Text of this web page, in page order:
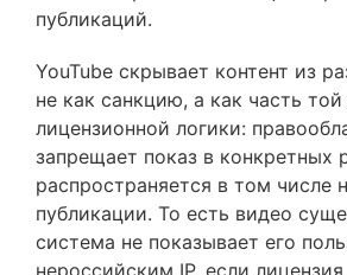
публикаций.
YouTube скрывает контент из
не как санкцию, а как часть
лицензионной логики:
запрещает показ в конкретных
распространяется в том числе
публикации. То есть видео
система не показывает его